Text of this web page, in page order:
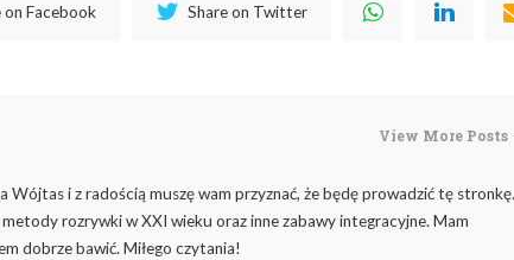
on Facebook Share on Twitter
View More Posts
Wójtas i z radością muszę wam przyznać, że będę prowadzić tę stronkę.
rozrywki w XXI wieku oraz inne zabawy integracyjne. Mam
dobrze bawić. Miłego czytania!